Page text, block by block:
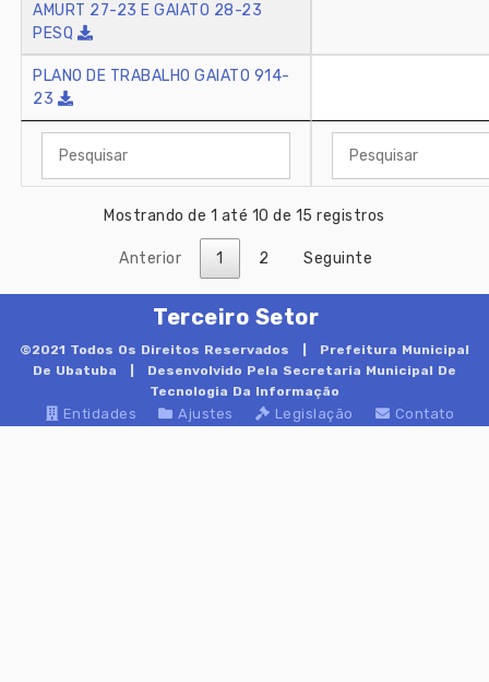
AMURT 27-23 E GAIATO 28-23
PESQ
PLANO DE TRABALHO GAIATO 914-
23
Mostrando de 1 até 10 de 15 registros
Anterior 1 2 Seguinte
Terceiro Setor
©2021 Todos Os Direitos Reservados | Prefeitura Municipal
De Ubatuba | Desenvolvido Pela Secretaria Municipal De
Tecnologia Da Informação
Entidades Ajustes Legislação Contato